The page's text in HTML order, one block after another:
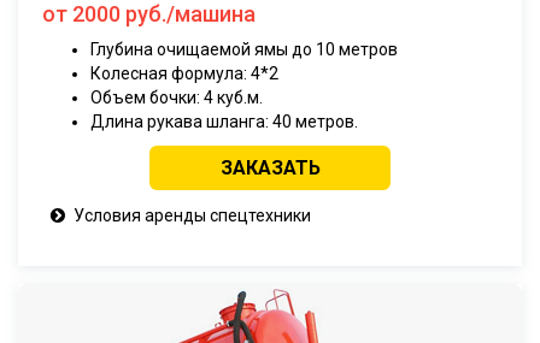
от 2000 руб./машина
Глубина очищаемой ямы до 10 метров
Колесная формула: 4*2
Объем бочки: 4 куб.м.
Длина рукава шланга: 40 метров.
ЗАКАЗАТЬ
Условия аренды спецтехники